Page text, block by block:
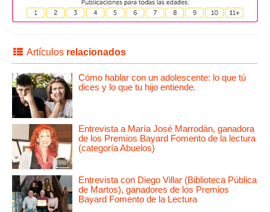
Artículos relacionados
Cómo hablar con un adolescente: lo que tú
dices y lo que tu hijo entiende.
Entrevista a María José Marrodán, ganadora
de los Premios Bayard Fomento de la lectura
(categoría Abuelos)
Entrevista con Diego Villar (Biblioteca Pública
de Martos), ganadores de los Premios
Bayard Fomento de la Lectura